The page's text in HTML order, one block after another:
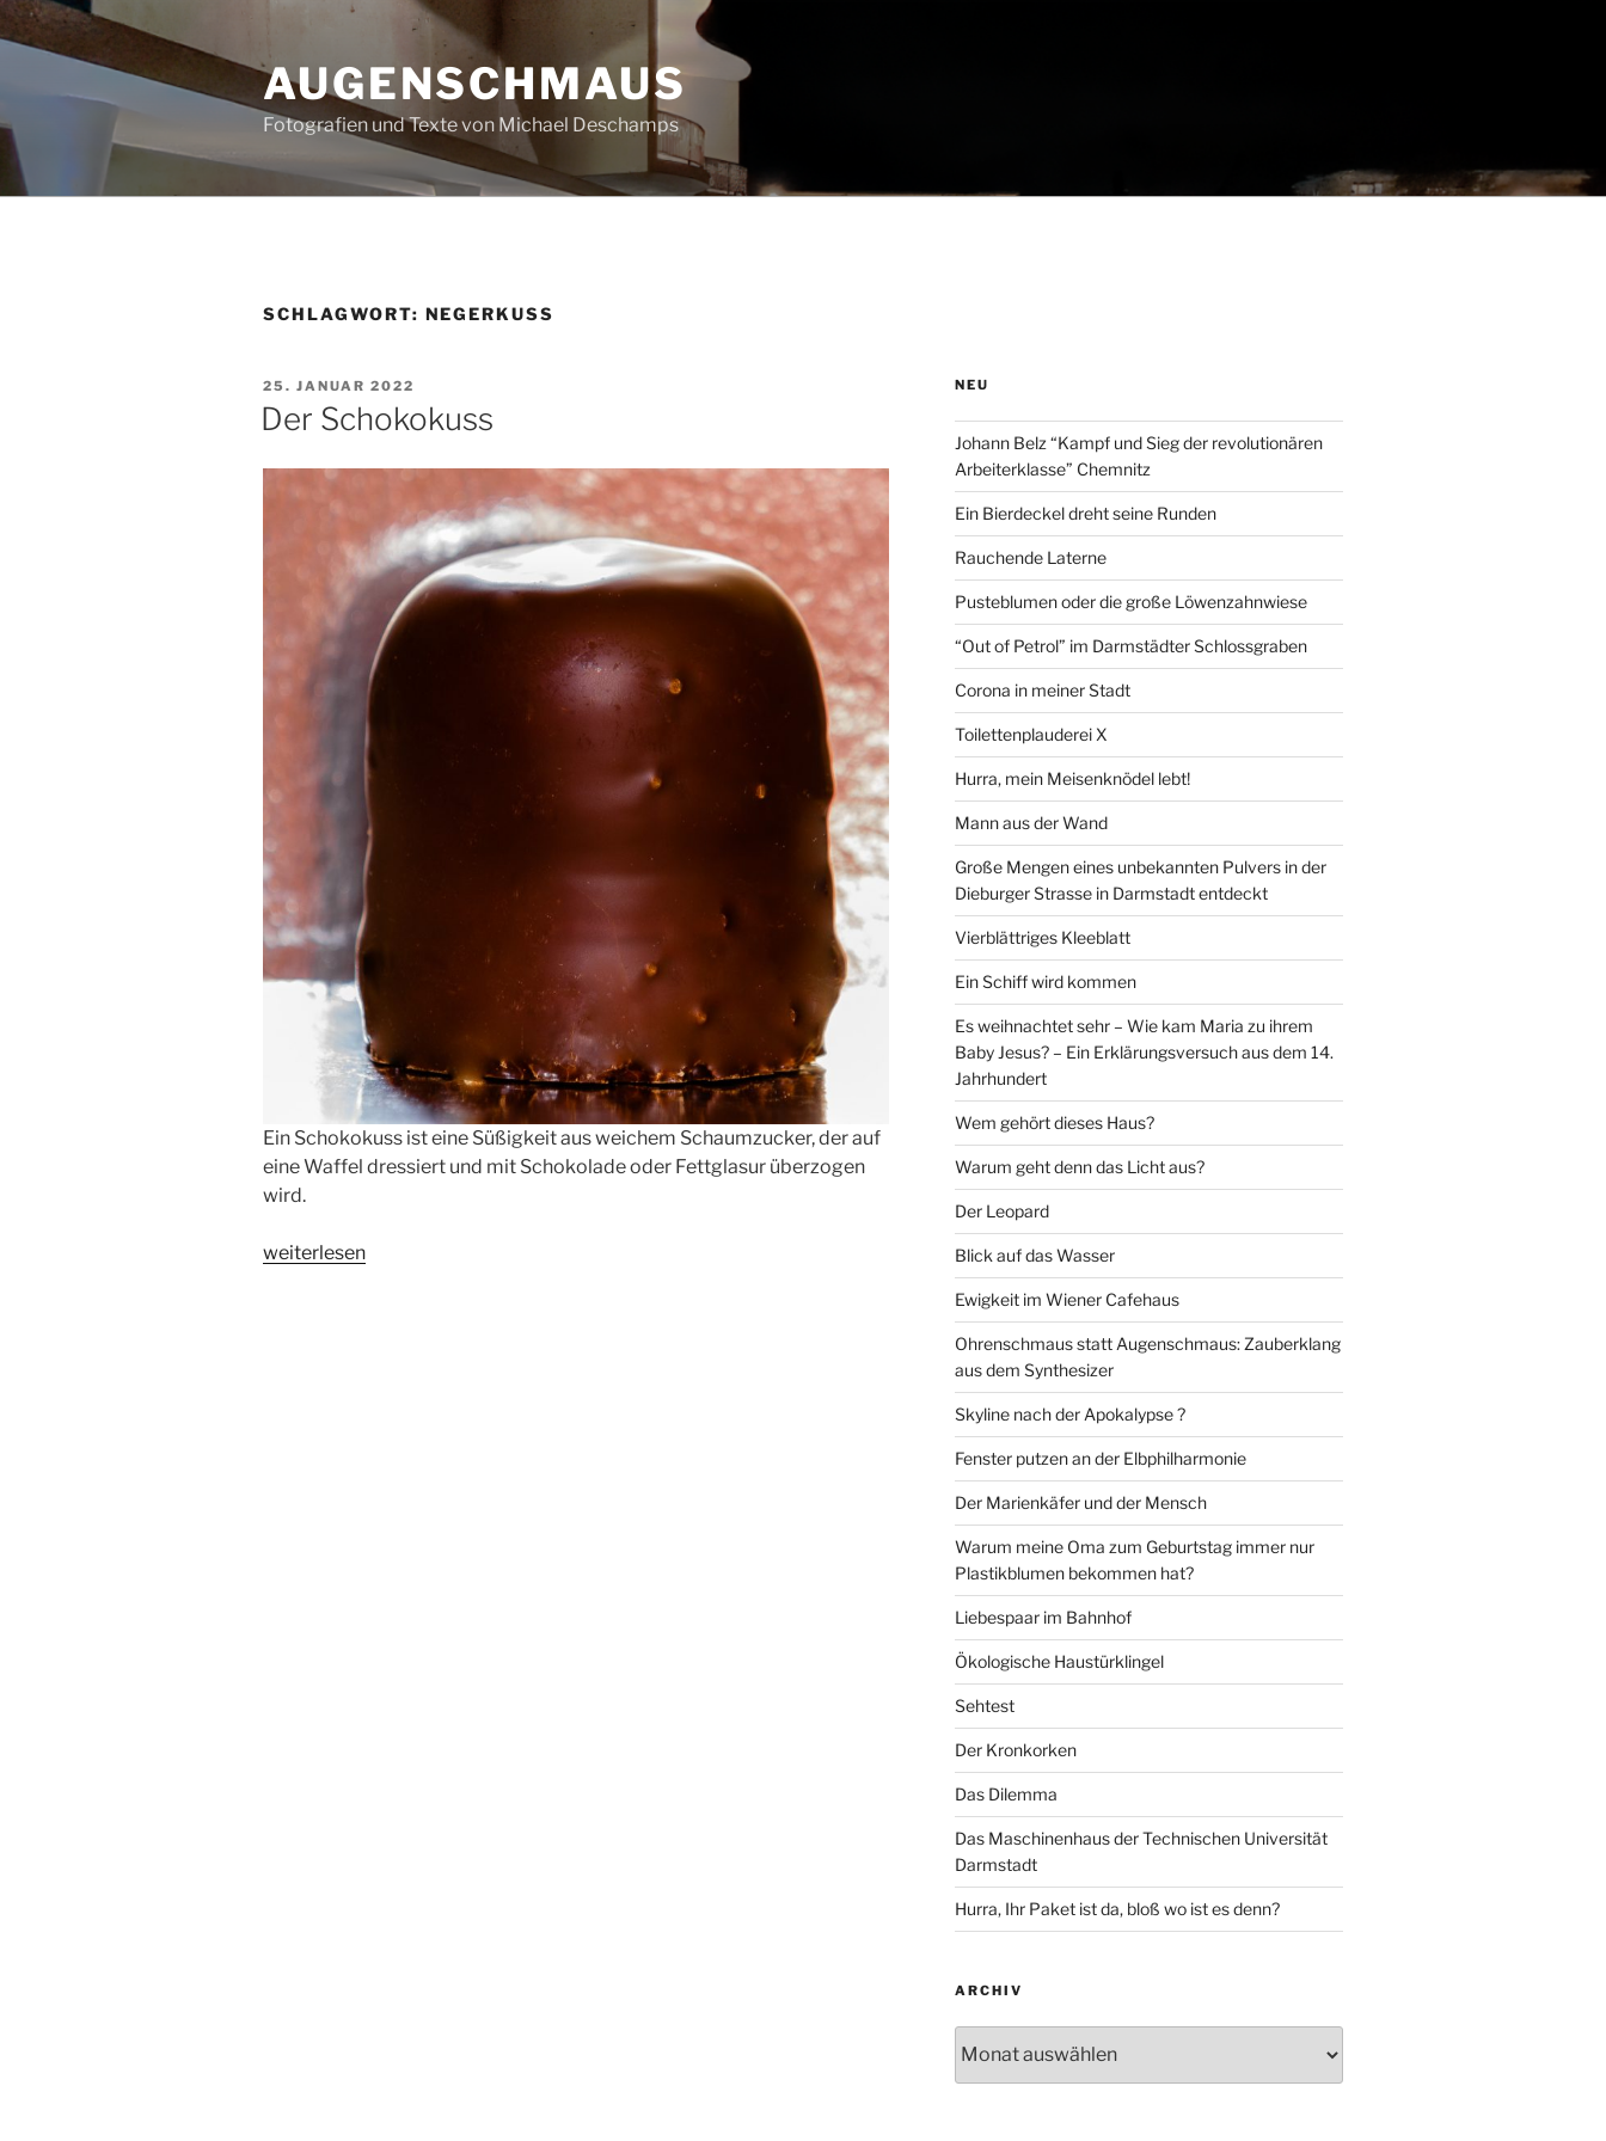
Zum
Inhalt
AUGENSCHMAUS
Fotografien und Texte von Michael Deschamps
SCHLAGWORT: NEGERKUSS
VERÖFFENTLICHT
AM
25. JANUAR 2022
Der Schokokuss
Ein Schokokuss ist eine Süßigkeit aus weichem Schaumzucker, der auf
eine Waffel dressiert und mit Schokolade oder Fettglasur überzogen
wird.
„Der
weiterlesen
NEU
Johann Belz “Kampf und Sieg der revolutionären
Arbeiterklasse” Chemnitz
Ein Bierdeckel dreht seine Runden
Rauchende Laterne
Pusteblumen oder die große Löwenzahnwiese
“Out of Petrol” im Darmstädter Schlossgraben
Corona in meiner Stadt
Toilettenplauderei X
Hurra, mein Meisenknödel lebt!
Mann aus der Wand
Große Mengen eines unbekannten Pulvers in der
Dieburger Strasse in Darmstadt entdeckt
Vierblättriges Kleeblatt
Ein Schiff wird kommen
Es weihnachtet sehr – Wie kam Maria zu ihrem
Baby Jesus? – Ein Erklärungsversuch aus dem 14.
Jahrhundert
Wem gehört dieses Haus?
Warum geht denn das Licht aus?
Der Leopard
Blick auf das Wasser
Ewigkeit im Wiener Cafehaus
Ohrenschmaus statt Augenschmaus: Zauberklang
aus dem Synthesizer
Skyline nach der Apokalypse ?
Fenster putzen an der Elbphilharmonie
Der Marienkäfer und der Mensch
Warum meine Oma zum Geburtstag immer nur
Plastikblumen bekommen hat?
Liebespaar im Bahnhof
Ökologische Haustürklingel
Sehtest
Der Kronkorken
Das Dilemma
Das Maschinenhaus der Technischen Universität
Darmstadt
Hurra, Ihr Paket ist da, bloß wo ist es denn?
ARCHIV